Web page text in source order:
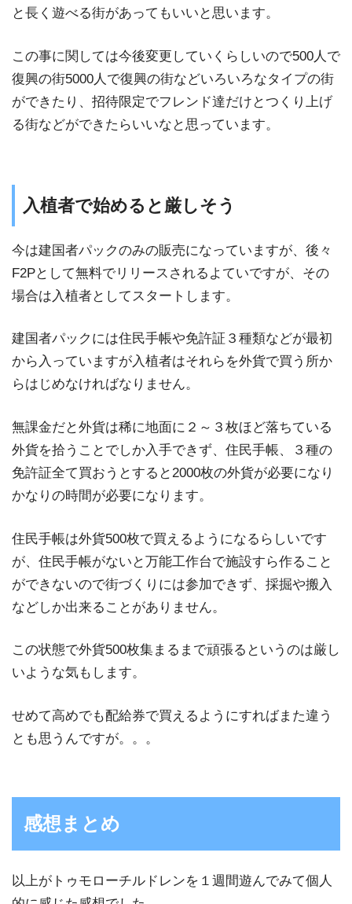
と長く遊べる街があってもいいと思います。
この事に関しては今後変更していくらしいので500人で
復興の街5000人で復興の街などいろいろなタイプの街
ができたり、招待限定でフレンド達だけとつくり上げ
る街などができたらいいなと思っています。
入植者で始めると厳しそう
今は建国者パックのみの販売になっていますが、後々
F2Pとして無料でリリースされるよていですが、その
場合は入植者としてスタートします。
建国者パックには住民手帳や免許証３種類などが最初
から入っていますが入植者はそれらを外貨で買う所か
らはじめなければなりません。
無課金だと外貨は稀に地面に２～３枚ほど落ちている
外貨を拾うことでしか入手できず、住民手帳、３種の
免許証全て買おうとすると2000枚の外貨が必要になり
かなりの時間が必要になります。
住民手帳は外貨500枚で買えるようになるらしいです
が、住民手帳がないと万能工作台で施設すら作ること
ができないので街づくりには参加できず、採掘や搬入
などしか出来ることがありません。
この状態で外貨500枚集まるまで頑張るというのは厳し
いような気もします。
せめて高めでも配給券で買えるようにすればまた違う
とも思うんですが。。。
感想まとめ
以上がトゥモローチルドレンを１週間遊んでみて個人